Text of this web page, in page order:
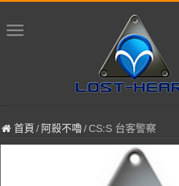
首頁 / 阿殺不嚕/ CS:S 台客警察